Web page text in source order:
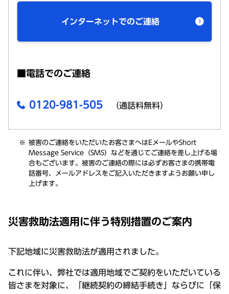
インターネットでのご連絡
■電話でのご連絡
0120-981-505 （通話料無料）
被害のご連絡をいただいたお客さまへはEメールやShort
Message Service（SMS）などを通じてご連絡を差し上げる場
合もございます。被害のご連絡の際には必ずお客さまの携帯電
話番号、メールアドレスをご記入いただきますようお願い申し
上げます。
災害救助法適用に伴う特別措置のご案内
下記地域に災害救助法が適用されました。
これに伴い、弊社では適用地域でご契約をいただいている
皆さまを対象に、「継続契約の締結手続き」ならびに「保